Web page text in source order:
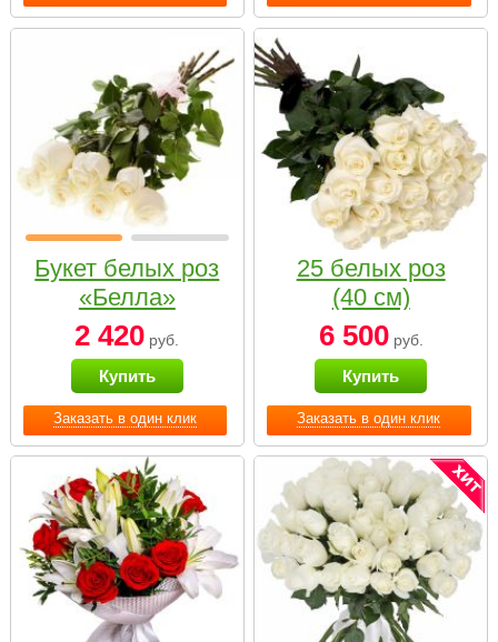
Заказать в один клик
Букет белых роз
«Белла»
2 420 руб.
Купить
Заказать в один клик
25 белых роз
(40 см)
6 500руб.
Купить